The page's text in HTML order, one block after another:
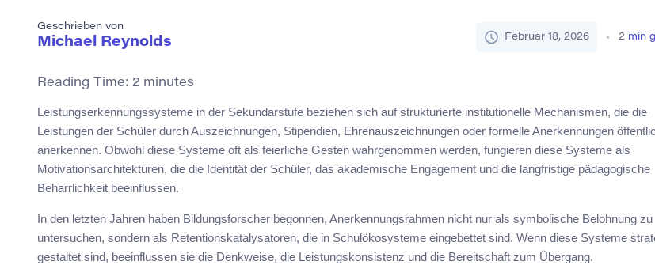
Geschrieben von
Michael Reynolds Februar 18, 2026 2 min
Reading Time: 2 minutes
Leistungserkennungssysteme in der Sekundarstufe beziehen sich auf strukturierte institutionelle Mechanismen, die die
Leistungen der Schüler durch Auszeichnungen, Stipendien, Ehrenauszeichnungen oder formelle Anerkennungen
anerkennen. Obwohl diese Systeme oft als feierliche Gesten wahrgenommen werden, fungieren diese Systeme als
Motivationsarchitekturen, die die Identität der Schüler, das akademische Engagement und die langfristige pädagogische
Beharrlichkeit beeinflussen.
In den letzten Jahren haben Bildungsforscher begonnen, Anerkennungsrahmen nicht nur als symbolische Belohnung zu
untersuchen, sondern als Retentionskatalysatoren, die in Schulökosysteme eingebettet sind. Wenn diese Systeme
gestaltet sind, beeinflussen sie die Denkweise, die Leistungskonsistenz und die Bereitschaft zum Übergang.